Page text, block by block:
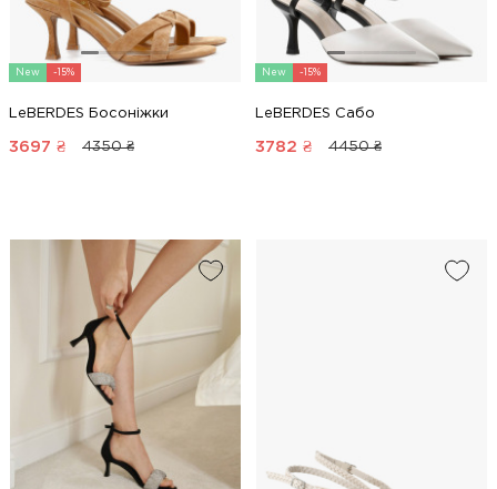
New -15%
LeBERDES Босоніжки
3697 ₴ 4350 ₴
New -15%
LeBERDES Сабо
3782 ₴ 4450 ₴